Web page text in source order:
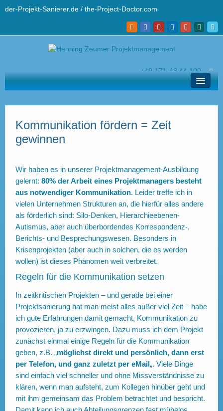
der-Projekt-Sanierer.de / the-Project-Doctor.com
+49-171-48 44 100
hz@der-projekt-sanierer.de
Ihr Projekt-Sanierer
Profi-Wissen
English
Kommunikation fördern = Zeit
gewinnen
Wir haben es in unserer Projektmanagement-Ausbildung
gelernt: 80% der Arbeit eines Projektmanagers besteht
aus notwendiger Kommunikation. Leider treffe ich in
vielen Unternehmen Strukturen an, die hierfür alles andere
als förderlich sind: Silo-Denken, Hierarchieebenen-
Autismus, aber auch überbordendes Korrespondenz-,
Berichts- und Besprechungswesen. Besonders in
Krisenprojekten (aber auch in solchen, die es werden
wollen) ist dieses Phänomen weit verbreitet.
Regeln für die Kommunikation setzen
In zeitkritischen Projekten – und gerade bei einer
Projektsanierung hat man meist alles außer viel Zeit – habe
ich gute Erfahrungen damit gemacht, Kommunikation zu
provozieren, ja zu erzwingen. Dazu muss ich dem Projekt
zunächst einmal einige Regeln für die Kommunikation
geben, z.B. „möglichst direkt und persönlich, dann erst
per Telefon, und ganz zuletzt per eMail„. Viele Dinge
sind einfach viel schneller und ohne Missverständnisse zu
klären, wenn man aufsteht, zum Kollegen hinüber geht und
mit ihm gemeinsam das Problem betrachtet und bespricht.